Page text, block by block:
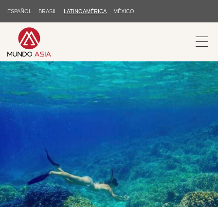
ESPAÑOL BRASIL LATINOAMÉRICA MÉXICO